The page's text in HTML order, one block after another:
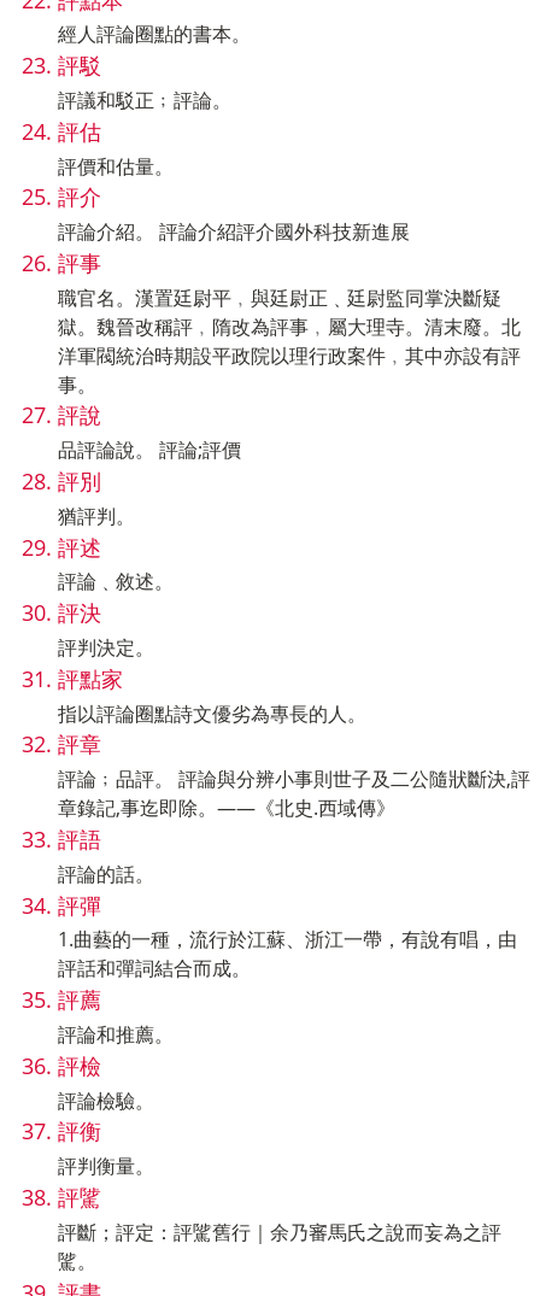
經人評論圈點的書本。
評駁
評議和駁正﹔評論。
評估
評價和估量。
評介
評論介紹。 評論介紹評介國外科技新進展
評事
職官名。漢置廷尉平﹐與廷尉正﹑廷尉監同掌決斷疑
獄。魏晉改稱評﹐隋改為評事﹐屬大理寺。清末廢。北
洋軍閥統治時期設平政院以理行政案件﹐其中亦設有評
事。
評說
品評論說。 評論;評價
評別
猶評判。
評述
評論﹑敘述。
評決
評判決定。
評點家
指以評論圈點詩文優劣為專長的人。
評章
評論﹔品評。 評論與分辨小事則世子及二公隨狀斷決,評
章錄記,事迄即除。——《北史.西域傳》
評語
評論的話。
評彈
1.曲藝的一種，流行於江蘇、浙江一帶，有說有唱，由
評話和彈詞結合而成。
評薦
評論和推薦。
評檢
評論檢驗。
評衡
評判衡量。
評騭
評斷；評定：評騭舊行｜余乃審馬氏之說而妄為之評
騭。